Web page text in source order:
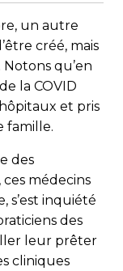
un autre
créé, mais
qu’en
la COVID
et pris
famille.
des
médecins
s’est inquiété
des
leur prêter
cliniques